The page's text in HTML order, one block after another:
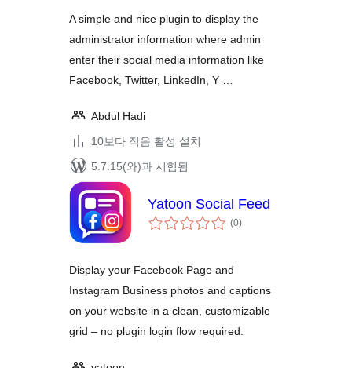
A simple and nice plugin to display the
administrator information where admin
enter their social media information like
Facebook, Twitter, LinkedIn, Y …
Abdul Hadi
10보다 적음 활성 설치
5.7.15(와)과 시험됨
Yatoon Social Feed
(0전
체)
Display your Facebook Page and
Instagram Business photos and captions
on your website in a clean, customizable
grid – no plugin login flow required.